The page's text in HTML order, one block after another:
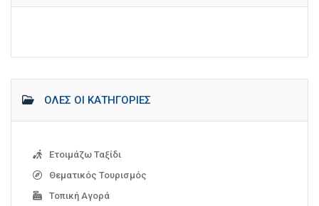
ΌΛΕΣ ΟΙ ΚΑΤΗΓΟΡΊΕΣ
Ετοιμάζω Ταξίδι
Θεματικός Τουρισμός
Τοπική Αγορά